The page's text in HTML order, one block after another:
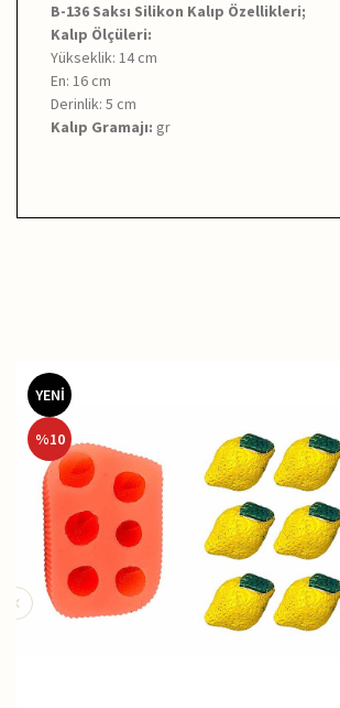
B-136 Saksı Silikon Kalıp Özellikleri;
Kalıp Ölçüleri:
Yükseklik: 14 cm
En: 16 cm
Derinlik: 5 cm
Kalıp Gramajı: gr
YENİ
%10